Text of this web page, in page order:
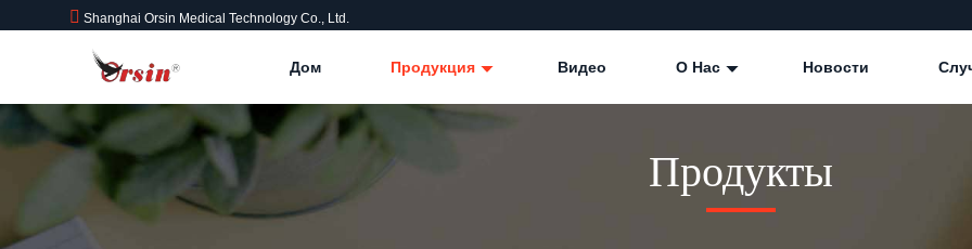
Shanghai Orsin Medical Technology Co., Ltd.
Дом Продукция Видео О Нас Новости
Продукты